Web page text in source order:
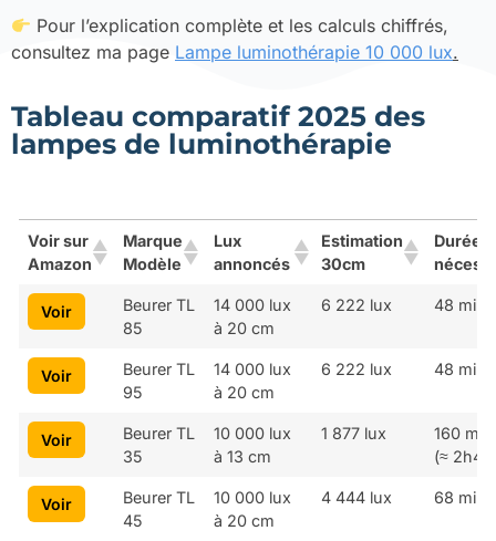
Pour l’explication complète et les calculs chiffrés,
consultez ma page Lampe luminothérapie 10 000 lux.
Tableau comparatif 2025 des
lampes de luminothérapie
Voir sur
Amazon
Marque
Modèle
Lux
annoncés
Estimation
30cm
Durée
Voir sur
Amazon
Marque
Modèle
Lux
annoncés
Estimation
Durée
Voir
Beurer TL
85
14 000 lux
à 20 cm
6 222 lux 48
Voir
Beurer TL
95
14 000 lux
à 20 cm
6 222 lux 48
Voir
Beurer TL
35
10 000 lux
à 13 cm
1 877 lux
160
(≈
Voir
Beurer TL
45
10 000 lux
à 20 cm
4 444 lux 68